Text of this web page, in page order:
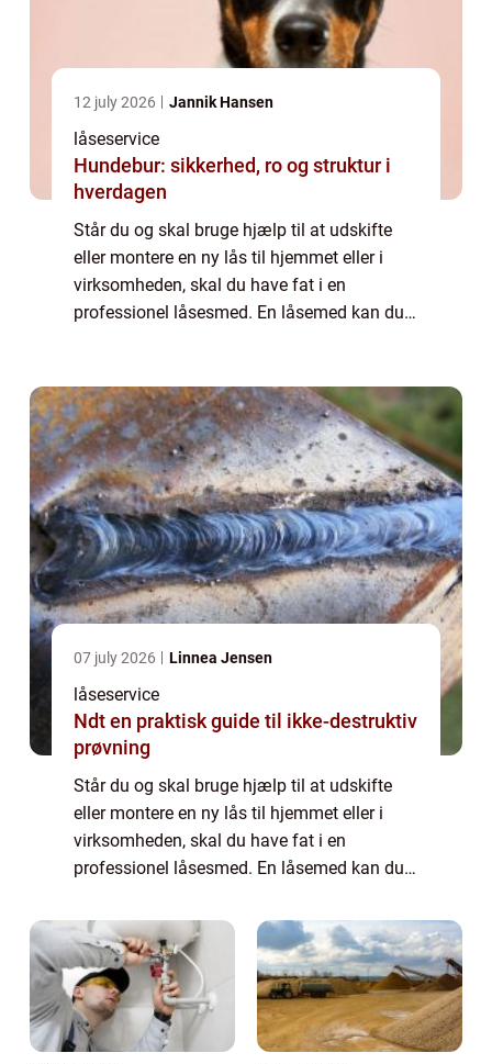
12 july 2026 Jannik Hansen
låseservice
Hundebur: sikkerhed, ro og struktur i
hverdagen
Står du og skal bruge hjælp til at udskifte
eller montere en ny lås til hjemmet eller i
virksomheden, skal du have fat i en
professionel låsesmed. En låsemed kan du
07 july 2026 Linnea Jensen
låseservice
Ndt en praktisk guide til ikke-destruktiv
prøvning
Står du og skal bruge hjælp til at udskifte
eller montere en ny lås til hjemmet eller i
virksomheden, skal du have fat i en
professionel låsesmed. En låsemed kan du
har akut behov for hjælp. Det er klart ...